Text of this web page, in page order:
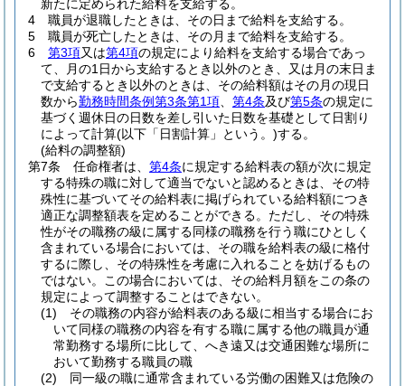
新たに定められた給料を支給する。
4
職員が退職したときは、その日まで給料を支給する。
5
職員が死亡したときは、その月まで給料を支給する。
6
第3項又は第4項の規定により給料を支給する場合であっ
て、月の1日から支給するとき以外のとき、又は月の末日ま
で支給するとき以外のときは、その給料額はその月の現日
数から勤務時間条例第3条第1項 第4条及び第5条の規定に
基づく週休日の日数を差し引いた日数を基礎として日割り
によって計算(以下「日割計算」という。)する。
(給料の調整額)
第7条
任命権者は、 第4条に規定する給料表の額が次に規定
する特殊の職に対して適当でないと認めるときは、その特
殊性に基づいてその給料表に掲げられている給料額につき
適正な調整額表を定めることができる。 ただし、その特殊
性がその職務の級に属する同様の職務を行う職にひとしく
含まれている場合においては、その職を給料表の級に格付
するに際し、その特殊性を考慮に入れることを妨げるもの
ではない。
この場合においては、その給料月額をこの条の
規定によって調整することはできない。
(1)
その職務の内容が給料表のある級に相当する場合にお
いて同様の職務の内容を有する職に属する他の職員が通
常勤務する場所に比して、へき遠又は交通困難な場所に
おいて勤務する職員の職
(2)
同一級の職に通常含まれている労働の困難又は危険の